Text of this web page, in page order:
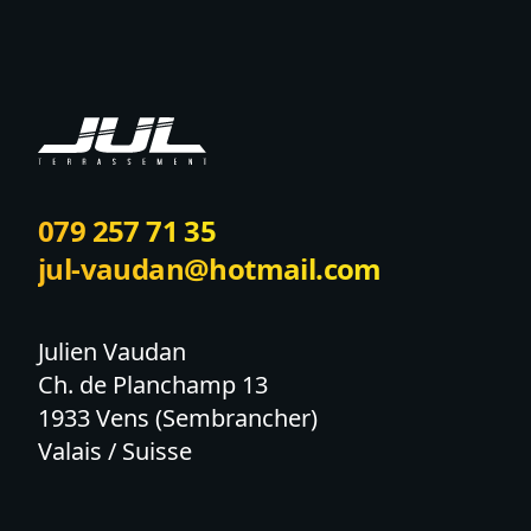
079 257 71 35
jul-vaudan@hotmail.com
Julien Vaudan
Ch. de Planchamp 13
1933 Vens (Sembrancher)
Valais / Suisse